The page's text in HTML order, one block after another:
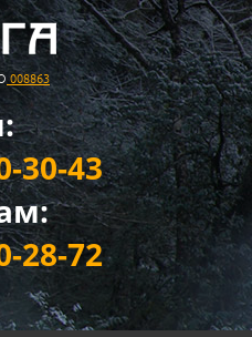
008863
30-43
28-72